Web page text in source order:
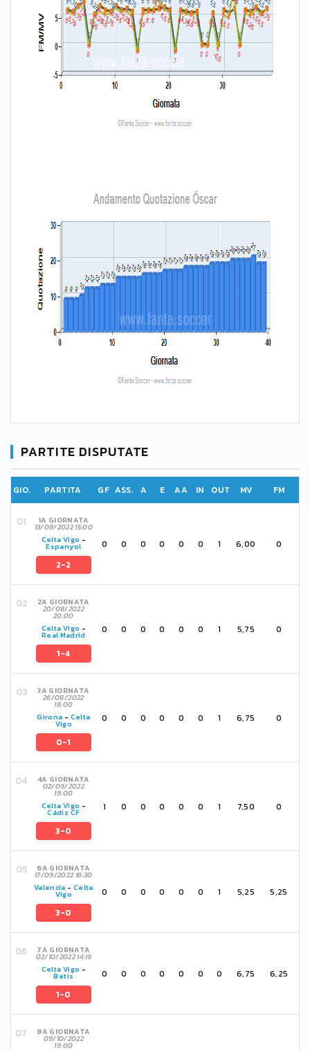
PARTITE DISPUTATE
GIO. PARTITA GF ASS. A E AA IN OUT MV FM
1A GIORNATA
13/08/2022 15:00
Celta Vigo -
Espanyol
2-2
0 0 0 0 0 0 1 6,00 0
2A GIORNATA
20/08/2022
20:00
Celta Vigo -
Real Madrid
1-4
0 0 0 0 0 0 1 5,75 0
3A GIORNATA
26/08/2022
18:00
Girona - Celta
Vigo
0-1
0 0 0 0 0 0 1 6,75 0
4A GIORNATA
02/09/2022
19:00
Celta Vigo -
Cádiz CF
3-0
1 0 0 0 0 0 1 7,50 0
6A GIORNATA
17/09/2022 16:30
Valencia - Celta
Vigo
3-0
0 0 0 0 0 0 1 5,25 5,25
7A GIORNATA
02/10/2022 14:15
Celta Vigo -
Betis
1-0
0 0 0 0 0 0 0 6,75 6,25
8A GIORNATA
09/10/2022
19:00